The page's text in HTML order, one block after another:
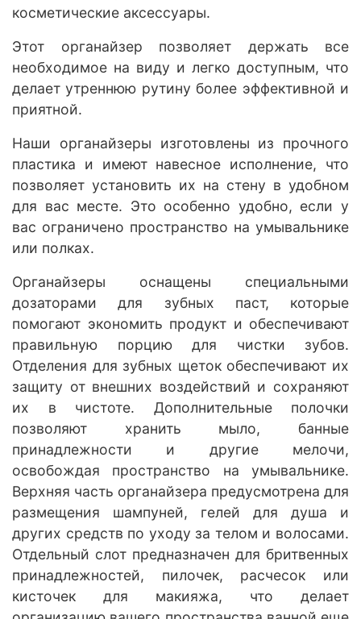
косметические аксессуары.
Этот органайзер позволяет держать все
необходимое на виду и легко доступным, что
делает утреннюю рутину более эффективной и
приятной.
Наши органайзеры изготовлены из прочного
пластика и имеют навесное исполнение, что
позволяет установить их на стену в удобном
для вас месте. Это особенно удобно, если у
вас ограничено пространство на умывальнике
или полках.
Органайзеры оснащены специальными
дозаторами для зубных паст, которые
помогают экономить продукт и обеспечивают
правильную порцию для чистки зубов.
Отделения для зубных щеток обеспечивают их
защиту от внешних воздействий и сохраняют
их в чистоте. Дополнительные полочки
позволяют хранить мыло, банные
принадлежности и другие мелочи,
освобождая пространство на умывальнике.
Верхняя часть органайзера предусмотрена для
размещения шампуней, гелей для душа и
других средств по уходу за телом и волосами.
Отдельный слот предназначен для бритвенных
принадлежностей, пилочек, расчесок или
кисточек для макияжа, что делает